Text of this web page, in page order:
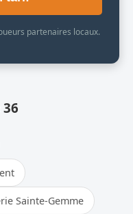
partenaires locaux.
Sainte-Gemme